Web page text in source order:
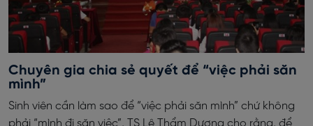
Chuyên gia chia sẻ quyết để “việc phải săn
mình”
Sinh viên cần làm sao để “việc phải săn mình” chứ không